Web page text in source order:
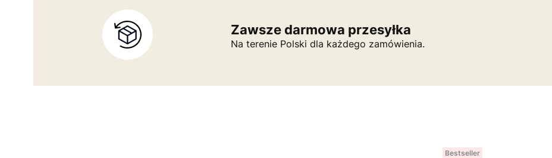
Zawsze darmowa przesyłka
Na terenie Polski dla każdego zamówienia.
Bestseller